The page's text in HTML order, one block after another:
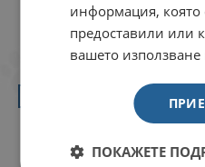
flexi Classic М - лента,
автоматичен повод за
куче, 5 метра до 25 кг
Черно
информация, която
предоставили или
вашето използване
ПОКАЖЕТЕ